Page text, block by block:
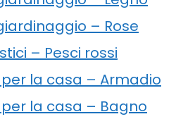
– Rose
– Pesci rossi
la casa – Armadio
la casa – Bagno